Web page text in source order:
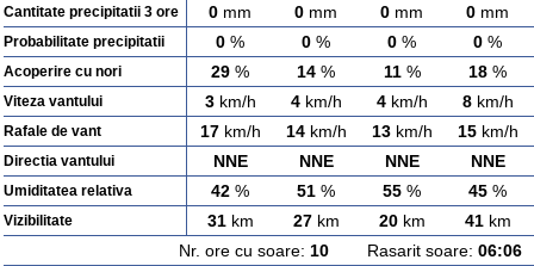
Cantitate precipitatii 3 ore 0 mm 0 mm 0 mm 0 mm
Probabilitate precipitatii 0 % 0 % 0 % 0 %
Acoperire cu nori 29 % 14 % 11% 18 %
Viteza vantului 3km/h 4km/h 4km/h 8km/h
Rafale de vant 17km/h 14km/h 13km/h 15km/h
Directia vantului NNE NNE NNE NNE
Umiditatea relativa 42 % 51 % 55 % 45 %
Vizibilitate 31km 27km 20km 41km
Nr. ore cu soare: 10Rasarit soare: 06:06